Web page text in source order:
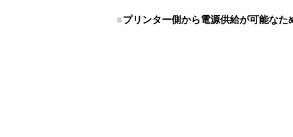
■プリンター側から電源供給が可能なた